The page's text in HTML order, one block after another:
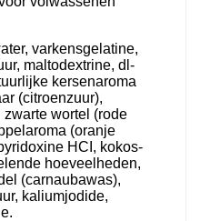
varkensgelatine,
maltodextrine, dl-
kersenaroma
(citroenzuur),
wortel (rode
(oranje
HCI, kokos-
hoeveelheden,
(carnaubawas),
kaliumjodide,